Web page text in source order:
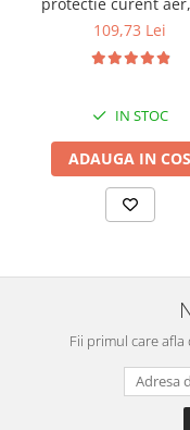
109,73 Lei
IN STOC
ADAUGA IN COS
Fii primul care